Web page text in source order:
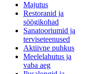
Majutus
Restoranid ja
söögikohad
Sanatooriumid ja
terviseteenused
Aktiivne puhkus
Meelelahutus ja
vaba aeg